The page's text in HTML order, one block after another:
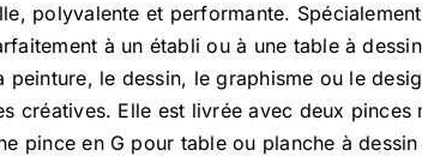
polyvalente et performante.
à un établi ou à une table à
peinture, le dessin, le graphisme ou le
créatives. Elle est livrée avec deux
pince en G pour table ou planche à